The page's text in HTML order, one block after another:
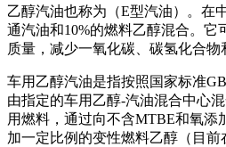
乙醇汽油也称为（E型汽油）。在
通汽油和10%的燃料乙醇混合。它
质量，减少一氧化碳、碳氢化合物
车用乙醇汽油是指按照国家标准
由指定的车用乙醇-汽油混合中心
用燃料，通过向不含MTBE和氧添
加一定比例的变性燃料乙醇（目前